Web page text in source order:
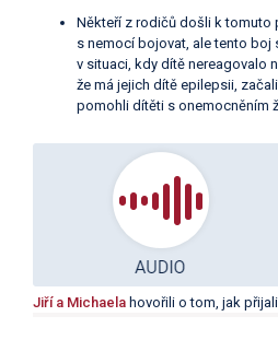
Někteří z rodičů došli k
s nemocí bojovat, ale tento boj
v situaci, kdy dítě nereagovalo
že má jejich dítě epilepsii,
pomohli dítěti s onemocněním
Jiří a Michaela hovořili o tom, jak